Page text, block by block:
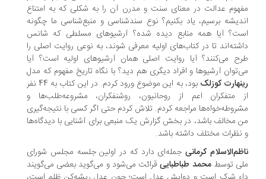
عدالت در معنای سنت و مدرن آن را به شکلی که به امتناع
برسیم، یاد بکنیم؟ نوع سندشناسی و منبع‌شناسی ما چگونه
آیا همه منابع دیده شده؟ آرشیوهای مسلطی که شانس
تا در کتاب‌های اولیه معرفی شوند، به نوعی روایت اصلی را
می‌کنند؟ آیا روایت اصلی همان آرشیوهای اولیه است؟ آیا
آرشیوها و افراد دیگری هم دید؟ با نگاه تاریخ مفهوم که مدل
کوزلک
بود، به این موضوع ورود کردم. در این کتاب به 44 نفر
متفکران اعم از روحانیون، روشنفکران، مشروعه‌طلب‌ها و
مراجعه کردم. تلاش کردم حتی اگر کسی با نتیجه‌گیری
مخالف باشد، در بخش گزارش یک منبعی برای آشنایی با دیدگاه‌ها
مختلف داشته باشد.
کرمانی جمله‌ای دارد که در اولین جلسه مجلس شورای
توسط محمد طباطباییقرائت می‌شود و می‌گوید بعضی می‌گویند